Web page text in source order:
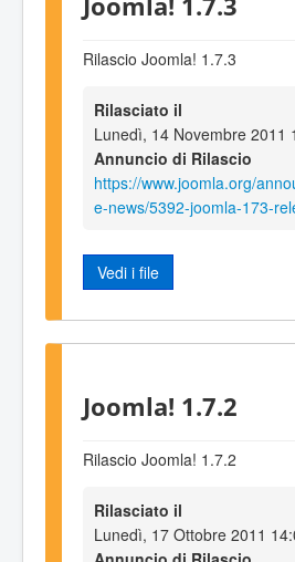
Rilascio Joomla! 1.7.3
Rilasciato il
Lunedì, 14 Novembre 2011
Annuncio di Rilascio
https://www.joomla.org/
e-news/5392-joomla-173-
Vedi i file
Joomla! 1.7.2
Rilascio Joomla! 1.7.2
Rilasciato il
Lunedì, 17 Ottobre 2011